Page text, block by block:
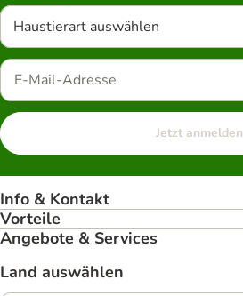
Haustierart auswählen
Jetzt anmelden
Info & Kontakt
Vorteile
Angebote & Services
Land auswählen